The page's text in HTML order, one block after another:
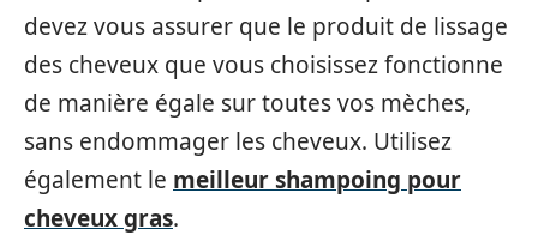
devez vous assurer que le produit de lissage
des cheveux que vous choisissez fonctionne
de manière égale sur toutes vos mèches,
sans endommager les cheveux. Utilisez
également le meilleur shampoing pour
cheveux gras.